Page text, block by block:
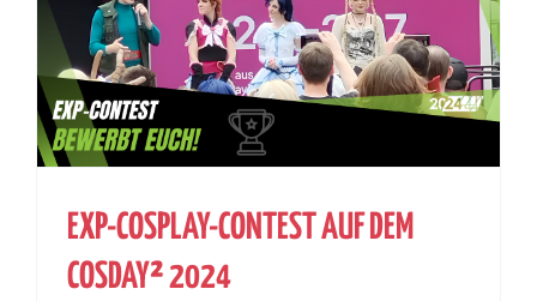
EXP-COSPLAY-CONTEST AUF DEM
COSDAY² 2024